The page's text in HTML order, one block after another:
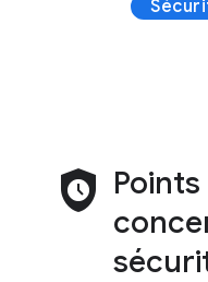
safety_check